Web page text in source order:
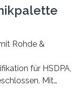
Rohde &
für HSDPA,
Mit